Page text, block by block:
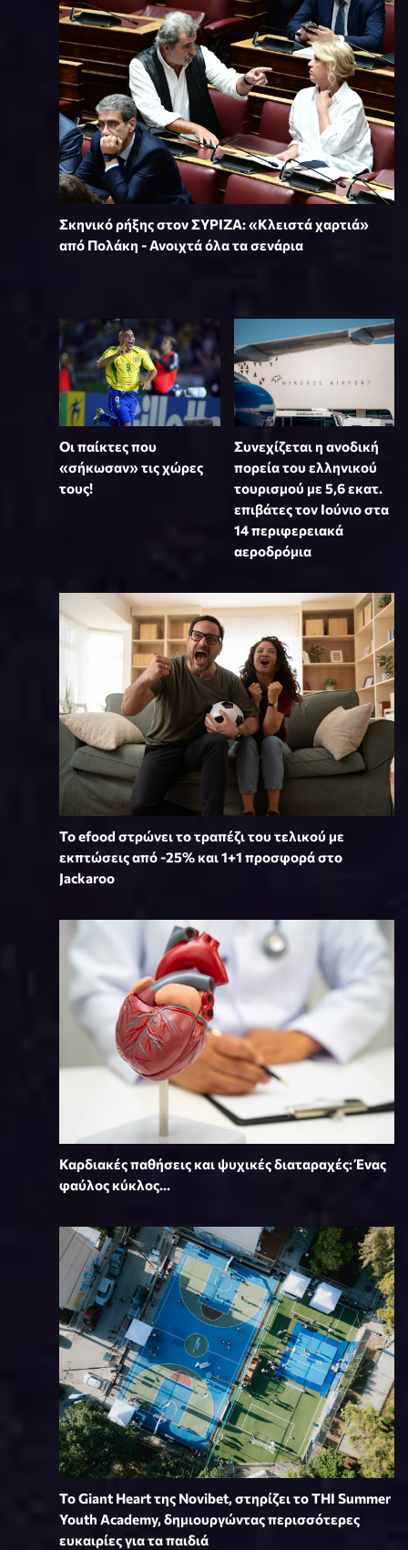
Σκηνικό ρήξης στον ΣΥΡΙΖΑ: «Κλειστά χαρτιά»
από Πολάκη - Ανοιχτά όλα τα σενάρια
Οι παίκτες που
«σήκωσαν» τις χώρες
τους!
Συνεχίζεται η ανοδική
πορεία του ελληνικού
τουρισμού με 5,6 εκατ.
επιβάτες τον Ιούνιο στα
14 περιφερειακά
αεροδρόμια
Το efood στρώνει το τραπέζι του τελικού με
εκπτώσεις από -25% και 1+1 προσφορά στο
Jackaroo
Καρδιακές παθήσεις και ψυχικές διαταραχές: Ένας
φαύλος κύκλος...
To Giant Heart της Novibet, στηρίζει το THI Summer
Youth Academy, δημιουργώντας περισσότερες
ευκαιρίες για τα παιδιά